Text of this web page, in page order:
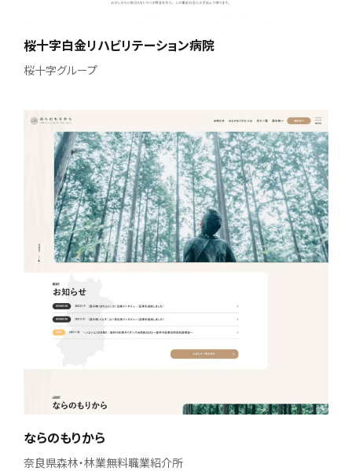
桜十字白金リハビリテーション病院
桜十字グループ
ならのもりから
奈良県森林・林業無料職業紹介所